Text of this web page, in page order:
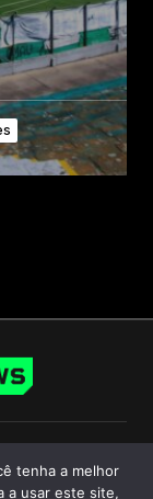
tenha a melhor
a usar este site,